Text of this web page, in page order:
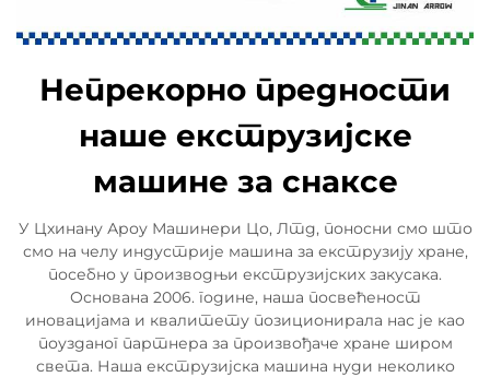
Непрекорно предности
наше екструзијске
машине за снаксе
У Цхинану Ароу Машинери Цо, Лтд, поносни смо што
смо на челу индустрије машина за екструзију хране,
посебно у производњи екструзијских закусака.
Основана 2006. године, наша посвећеност
иновацијама и квалитету позиционирала нас је као
поузданог партнера за произвођаче хране широм
света. Наша екструзијска машина нуди неколико